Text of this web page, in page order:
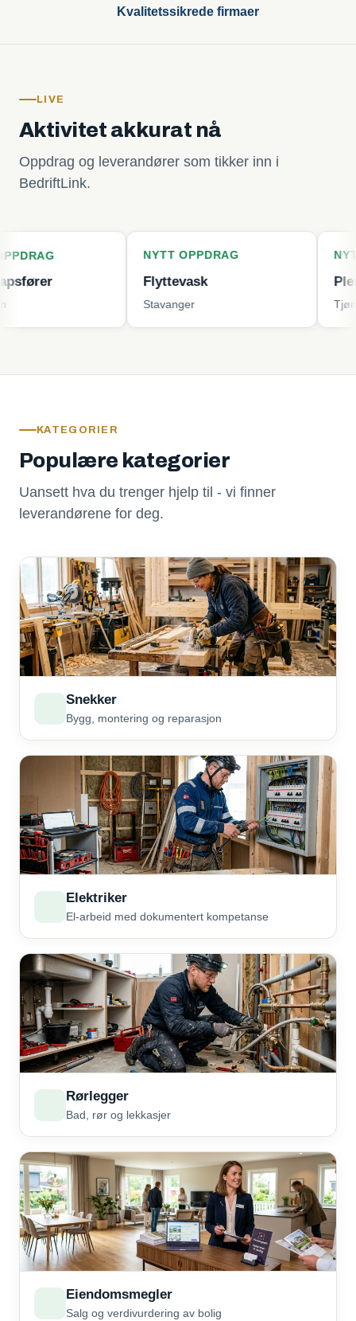
Kvalitetssikrede firmaer
LIVE
Aktivitet akkurat nå
Oppdrag og leverandører som tikker inn i
BedriftLink.
NYTT OPPDRAG
Flyttevask
NYTT
KATEGORIER
Populære kategorier
Uansett hva du trenger hjelp til - vi finner
leverandørene for deg.
Snekker
Bygg, montering og reparasjon
Elektriker
El-arbeid med dokumentert kompetanse
Rørlegger
Bad, rør og lekkasjer
Eiendomsmegler
Salg og verdivurdering av bolig